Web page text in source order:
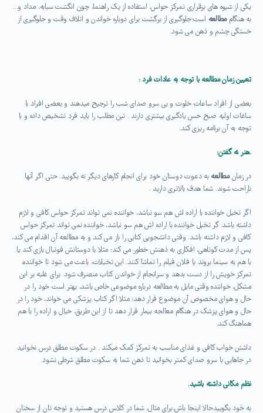
یکی از شیوه های برقراری تمرکز حواس، استفاده از یک راهنما، چون انگشت سبابه، مداد و…
به هنگاممطالعه است؛جلوگیری از برگشت برای دوباره خواندن و اتلاف وقت و جلوگیری از
خستگی چشم و ذهن می شود.
تعیین زمان مطالعه با توجه به عادات فرد :
بعضی از افراد ساعات خلوت و بی سرو صدای شب را ترجیح میدهند و بعضی افراد با
ساغات اولیه صبح حس یادگیری بیشتری دارند . تین مطلب را باید فرد تشخیص داده و با
توجه به آن برنامه ریزی کند.
.هنر نه گفتن:
در زمانمطالعه به دعوت دوستان خود برای انجام کارهای دیگر نه بگویید. حتی اگر آنها
ناراحت شوند. شما هدف بالاتری دارید .
اگر تخیل خواننده با اراده اش هم سو نباشد، خواننده نمی تواند تمرکز حواس کافی و لازم
داشته باشد. گر تخیل خواننده با اراده اش هم سو نباشد، خواننده نمی تواند تمرکز حواس
کافی و لازم داشته باشد. وقتی دانشجویی کتابی را باز می کند و به مطالعه آن اقدام می کند،
پس از مدت کوتاهی، افکاری به ذهنش خطور می کند؛ مثلا با دوستانش فوتبال بازی کند یا
با هم به سینما بروند یا فلان فیلم را تماشا کنند. این تخیلات، باعث می شود تا خواننده،
تمرکز خویش را از دست بدهد و سرانجام از خواندن کتاب منصرف شود. برای غلبه بر این
مشکل، خواننده وقتی مایل به مطالعه درباره موضوعی خاص باشد، بهتر است خود را در
حال و هوای مخصوص آن موضوع قرار دهد؛ مثلا اگر کتاب پزشکی می خواند، خود را در
حال و هوای پزشک در هنگام معالجه بیمار قرار دهد تا از این طریق، خیال و اراده را با هم
هماهنگ کند.
داشتن خواب کافی و غذای مناسب به تمرکز کمک میکند . در سکوت مطلق درس نخوانید
در جاهایی با سرو صدای کمتر بخوانید تا ذهن شما به سکوت مطلق شرطی نشود.
نظم مکانی داشته باشید.
به خود بگویید حالا اینجا باش.برای مثال، شما در کلاس درس هستید و توجه تان از سخنان